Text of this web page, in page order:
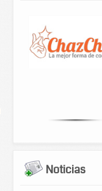
Noticias